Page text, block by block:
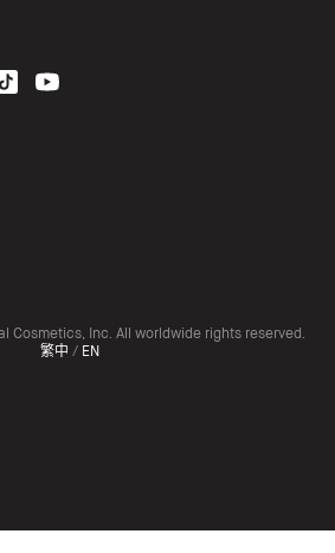
Cosmetics, Inc. All worldwide rights reserved.
繁中 / EN